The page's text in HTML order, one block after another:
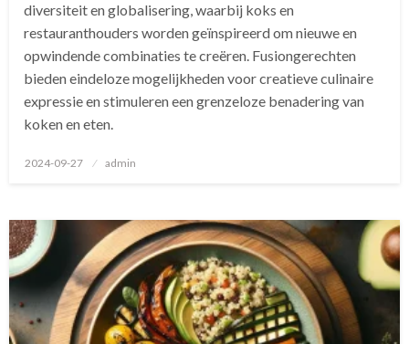
diversiteit en globalisering, waarbij koks en
restauranthouders worden geïnspireerd om nieuwe en
opwindende combinaties te creëren. Fusiongerechten
bieden eindeloze mogelijkheden voor creatieve culinaire
expressie en stimuleren een grenzeloze benadering van
koken en eten.
Geplaatst
2024-09-27 admin